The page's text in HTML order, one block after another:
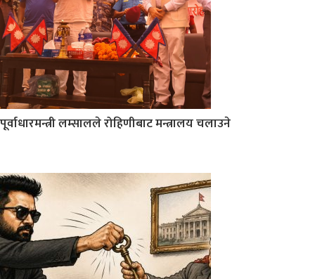
पूर्वाधारमन्त्री लम्सालले रोहिणीबाट मन्त्रालय चलाउने